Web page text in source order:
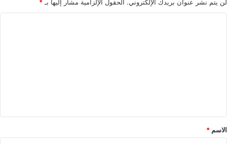
لن يتم نشر عنوان بريدك الإلكتروني. الحقول الإلزامية مشار إليها بـ *
*
الاسم *